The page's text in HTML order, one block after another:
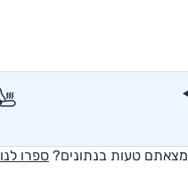
מצאתם טעות בנתונים? ספרו לנו